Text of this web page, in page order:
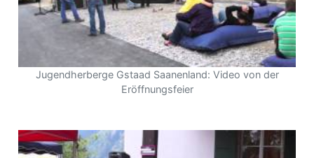
Jugendherberge Gstaad Saanenland: Video von der
Eröffnungsfeier